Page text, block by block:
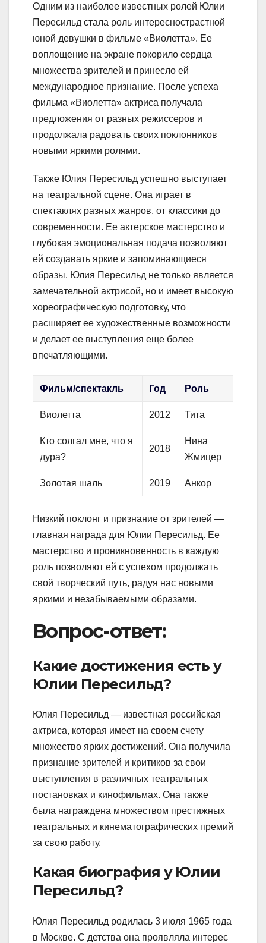
Одним из наиболее известных ролей Юлии
Пересильд стала роль интереснострастной
юной девушки в фильме «Виолетта». Ее
воплощение на экране покорило сердца
множества зрителей и принесло ей
международное признание. После успеха
фильма «Виолетта» актриса получала
предложения от разных режиссеров и
продолжала радовать своих поклонников
новыми яркими ролями.
Также Юлия Пересильд успешно выступает
на театральной сцене. Она играет в
спектаклях разных жанров, от классики до
современности. Ее актерское мастерство и
глубокая эмоциональная подача позволяют
ей создавать яркие и запоминающиеся
образы. Юлия Пересильд не только является
замечательной актрисой, но и имеет высокую
хореографическую подготовку, что
расширяет ее художественные возможности
и делает ее выступления еще более
впечатляющими.
Фильм/спектакль Год Роль
Виолетта 2012 Тита
Кто солгал мне, что я
дура?
2018
Нина
Жмицер
Золотая шаль 2019 Анкор
Низкий поклонг и признание от зрителей —
главная награда для Юлии Пересильд. Ее
мастерство и проникновенность в каждую
роль позволяют ей с успехом продолжать
свой творческий путь, радуя нас новыми
яркими и незабываемыми образами.
Вопрос-ответ:
Какие достижения есть у
Юлии Пересильд?
Юлия Пересильд — известная российская
актриса, которая имеет на своем счету
множество ярких достижений. Она получила
признание зрителей и критиков за свои
выступления в различных театральных
постановках и кинофильмах. Она также
была награждена множеством престижных
театральных и кинематографических премий
за свою работу.
Какая биография у Юлии
Пересильд?
Юлия Пересильд родилась 3 июля 1965 года
в Москве. С детства она проявляла интерес